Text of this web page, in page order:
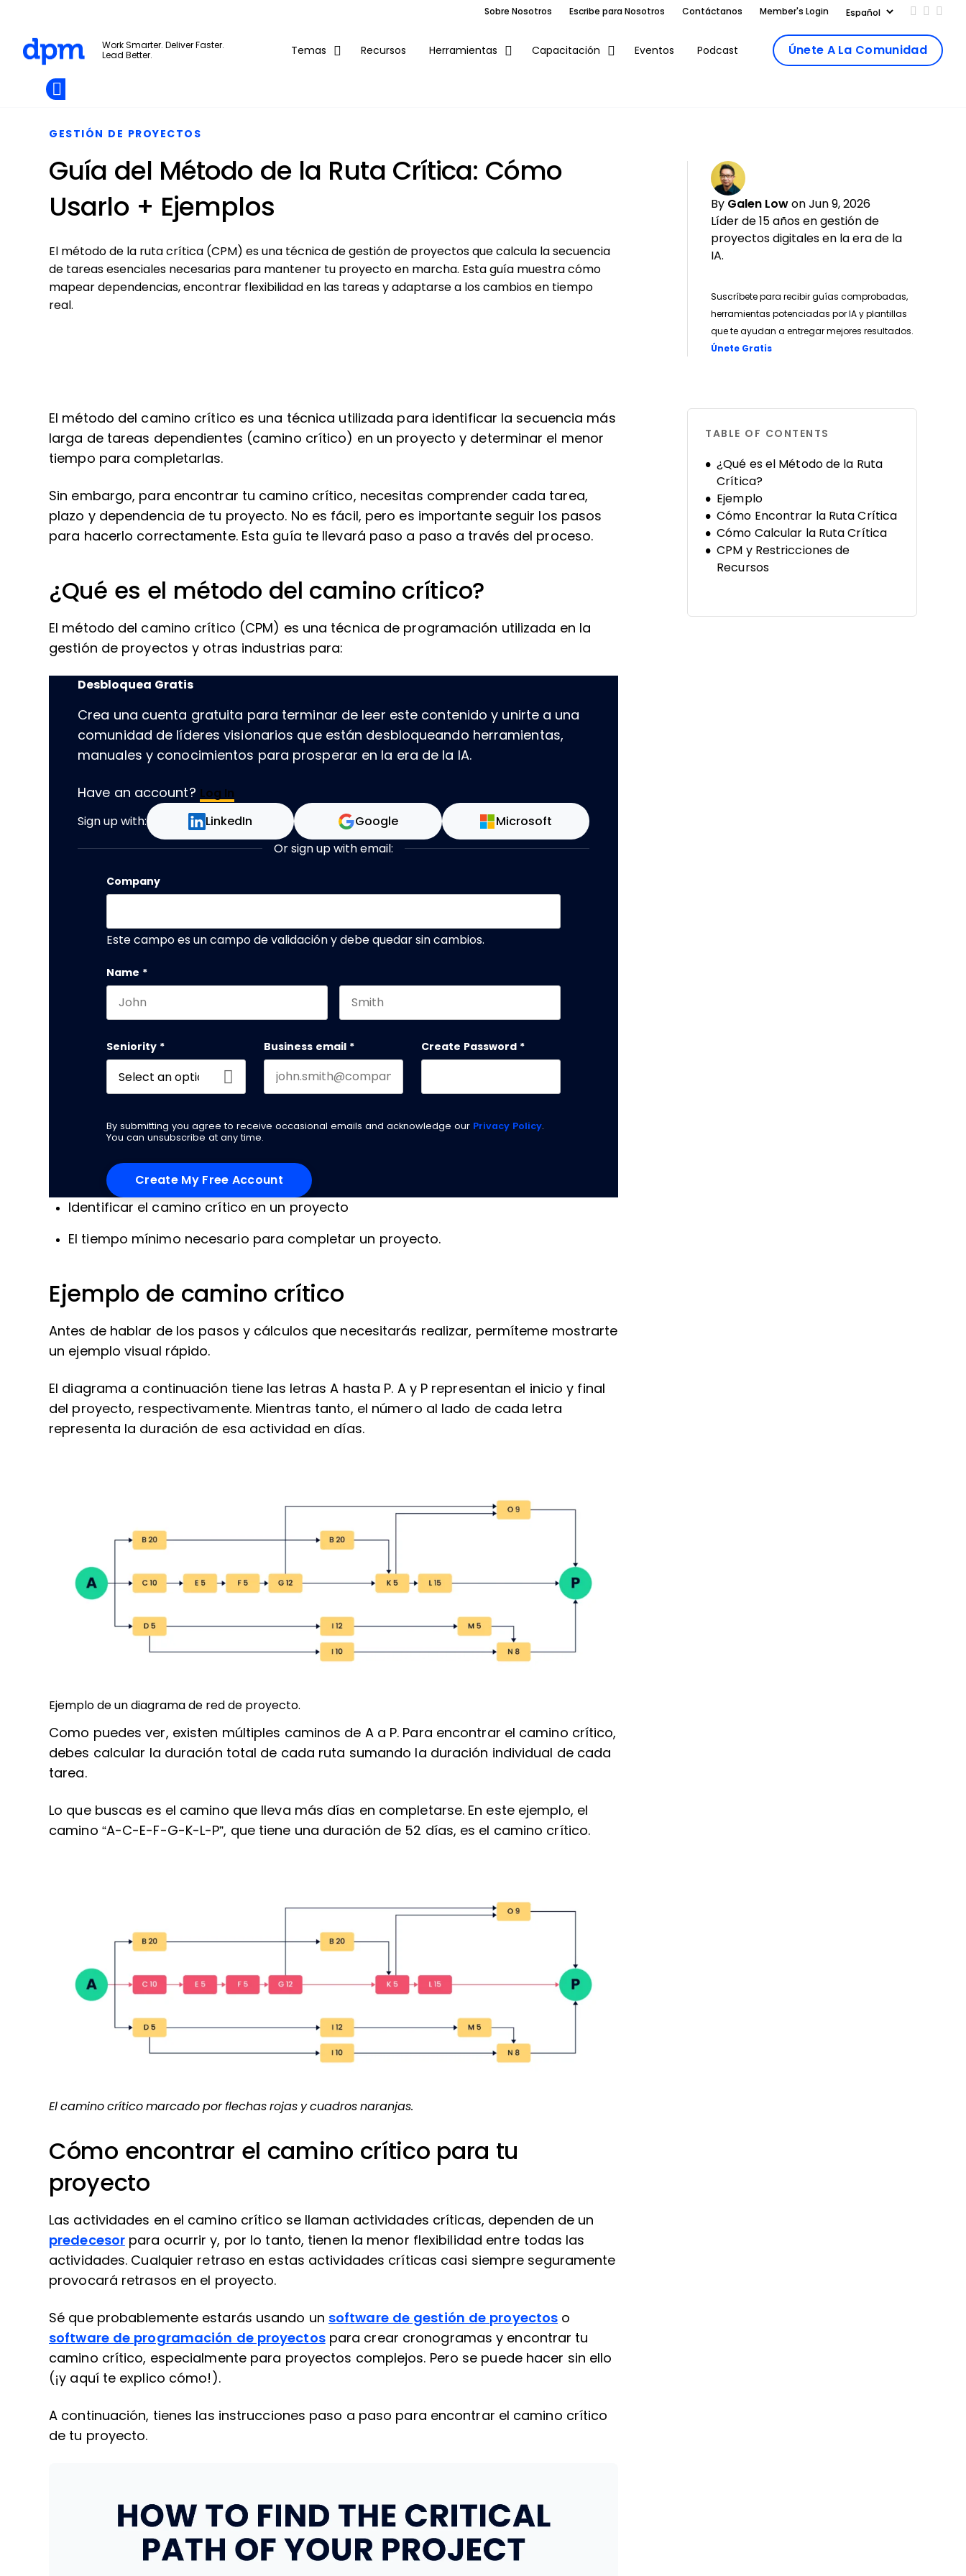
Skip to main content
Sobre Nosotros Escribe para Nosotros Contáctanos Member's Login Add us
Follow
Work Smarter. Deliver Faster.
Lead Better.
Temas Recursos Herramientas Capacitación Eventos Podcast Únete A La Comunidad
Add as
GESTIÓN DE PROYECTOS
Guía del Método de la Ruta Crítica: Cómo
Usarlo + Ejemplos
By Galen Low on Jun 9, 2026
Líder de 15 años en gestión de
proyectos digitales en la era de la
IA.
Suscríbete para recibir guías comprobadas,
herramientas potenciadas por IA y plantillas
que te ayudan a entregar mejores resultados.
Únete GratisOpens new window
El método de la ruta crítica (CPM) es una técnica de gestión de proyectos que calcula la secuencia
de tareas esenciales necesarias para mantener tu proyecto en marcha. Esta guía muestra cómo
mapear dependencias, encontrar flexibilidad en las tareas y adaptarse a los cambios en tiempo
real.
El método del camino crítico es una técnica utilizada para identificar la secuencia más
larga de tareas dependientes (camino crítico) en un proyecto y determinar el menor
tiempo para completarlas.
Sin embargo, para encontrar tu camino crítico, necesitas comprender cada tarea,
plazo y dependencia de tu proyecto. No es fácil, pero es importante seguir los pasos
para hacerlo correctamente. Esta guía te llevará paso a paso a través del proceso.
¿Qué es el método del camino crítico?
El método del camino crítico (CPM) es una técnica de programación utilizada en la
gestión de proyectos y otras industrias para:
Desbloquea Gratis
Crea una cuenta gratuita para terminar de leer este contenido y unirte a una
comunidad de líderes visionarios que están desbloqueando herramientas,
manuales y conocimientos para prosperar en la era de la IA.
Have an account? Log In
Sign up with: LinkedIn Google Microsoft
Or sign up with email:
Company
Este campo es un campo de validación y debe quedar sin cambios.
Name *
Seniority * Business email * Create Password *
By submitting you agree to receive occasional emails and acknowledge our Privacy Policy.
You can unsubscribe at any time.
Identificar el camino crítico en un proyecto
El tiempo mínimo necesario para completar un proyecto.
Ejemplo de camino crítico
Antes de hablar de los pasos y cálculos que necesitarás realizar, permíteme mostrarte
un ejemplo visual rápido.
El diagrama a continuación tiene las letras A hasta P. A y P representan el inicio y final
del proyecto, respectivamente. Mientras tanto, el número al lado de cada letra
representa la duración de esa actividad en días.
Ejemplo de un diagrama de red de proyecto.
Como puedes ver, existen múltiples caminos de A a P. Para encontrar el camino crítico,
debes calcular la duración total de cada ruta sumando la duración individual de cada
tarea.
Lo que buscas es el camino que lleva más días en completarse. En este ejemplo, el
camino “A-C-E-F-G-K-L-P”, que tiene una duración de 52 días, es el camino crítico.
El camino crítico marcado por flechas rojas y cuadros naranjas.
Cómo encontrar el camino crítico para tu
proyecto
Las actividades en el camino crítico se llaman actividades críticas, dependen de un
predecesor para ocurrir y, por lo tanto, tienen la menor flexibilidad entre todas las
actividades. Cualquier retraso en estas actividades críticas casi siempre seguramente
provocará retrasos en el proyecto.
Sé que probablemente estarás usando un software de gestión de proyectos o
software de programación de proyectospara crear cronogramas y encontrar tu
camino crítico, especialmente para proyectos complejos. Pero se puede hacer sin ello
(¡y aquí te explico cómo!).
A continuación, tienes las instrucciones paso a paso para encontrar el camino crítico
de tu proyecto.
TABLE OF CONTENTS
¿Qué es el Método de la Ruta
Crítica?
Ejemplo
Cómo Encontrar la Ruta Crítica
Cómo Calcular la Ruta Crítica
CPM y Restricciones de
Recursos